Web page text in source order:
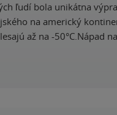
ľudí bola unikátna
na americký
až na -50°C.Nápad